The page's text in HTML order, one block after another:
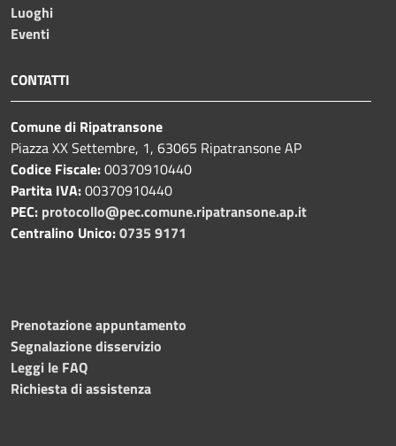
Luoghi
Eventi
CONTATTI
Comune di Ripatransone
Piazza XX Settembre, 1, 63065 Ripatransone AP
Codice Fiscale:00370910440
Partita IVA:00370910440
PEC: protocollo@pec.comune.ripatransone.ap.it
Centralino Unico:0735 9171
Prenotazione appuntamento
Segnalazione disservizio
Leggi le FAQ
Richiesta di assistenza